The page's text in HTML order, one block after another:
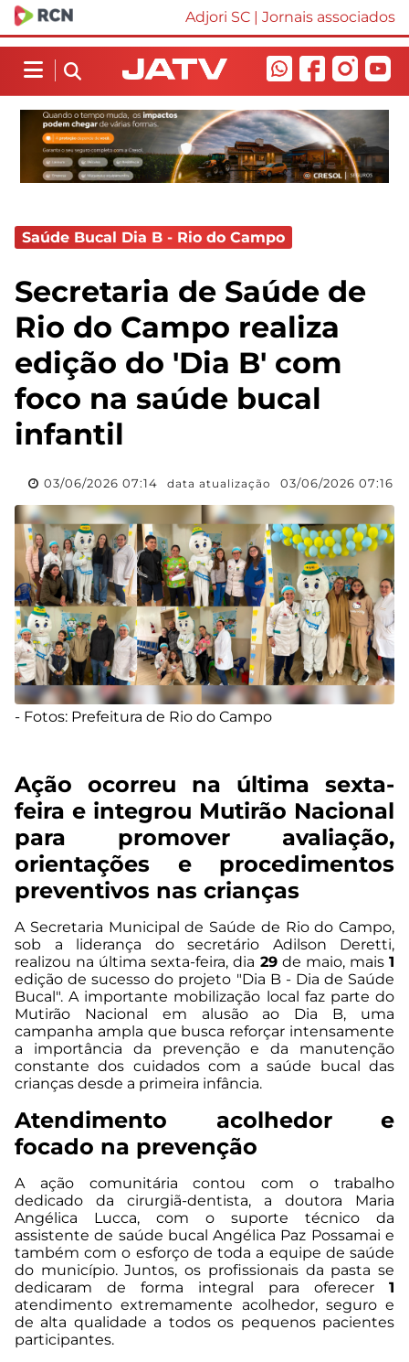
Adjori SC | Jornais associados
Saúde Bucal Dia B - Rio do Campo
Secretaria de Saúde de
Rio do Campo realiza
edição do 'Dia B' com
foco na saúde bucal
infantil
03/06/2026 07:14 data atualização 03/06/2026 07:16
- Fotos: Prefeitura de Rio do Campo
Ação ocorreu na última sexta-
feira e integrou Mutirão Nacional
para promover avaliação,
orientações e procedimentos
preventivos nas crianças
A Secretaria Municipal de Saúde de Rio do Campo,
sob a liderança do secretário Adilson Deretti,
realizou na última sexta-feira, dia 29de maio, mais1
edição de sucesso do projeto "Dia B - Dia de Saúde
Bucal". A importante mobilização local faz parte do
Mutirão Nacional em alusão ao Dia B, uma
campanha ampla que busca reforçar intensamente
a importância da prevenção e da manutenção
constante dos cuidados com a saúde bucal das
crianças desde a primeira infância.
Atendimento acolhedor e
focado na prevenção
A ação comunitária contou com o trabalho
dedicado da cirurgiã-dentista, a doutora Maria
Angélica Lucca, com o suporte técnico da
assistente de saúde bucal Angélica Paz Possamai e
também com o esforço de toda a equipe de saúde
do município. Juntos, os profissionais da pasta se
dedicaram de forma integral para oferecer 1
atendimento extremamente acolhedor, seguro e
de alta qualidade a todos os pequenos pacientes
participantes.